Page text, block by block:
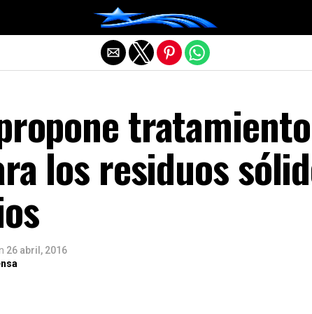
tratamiento
los residuos
26 abril, 2016
Salir de la versión móvil